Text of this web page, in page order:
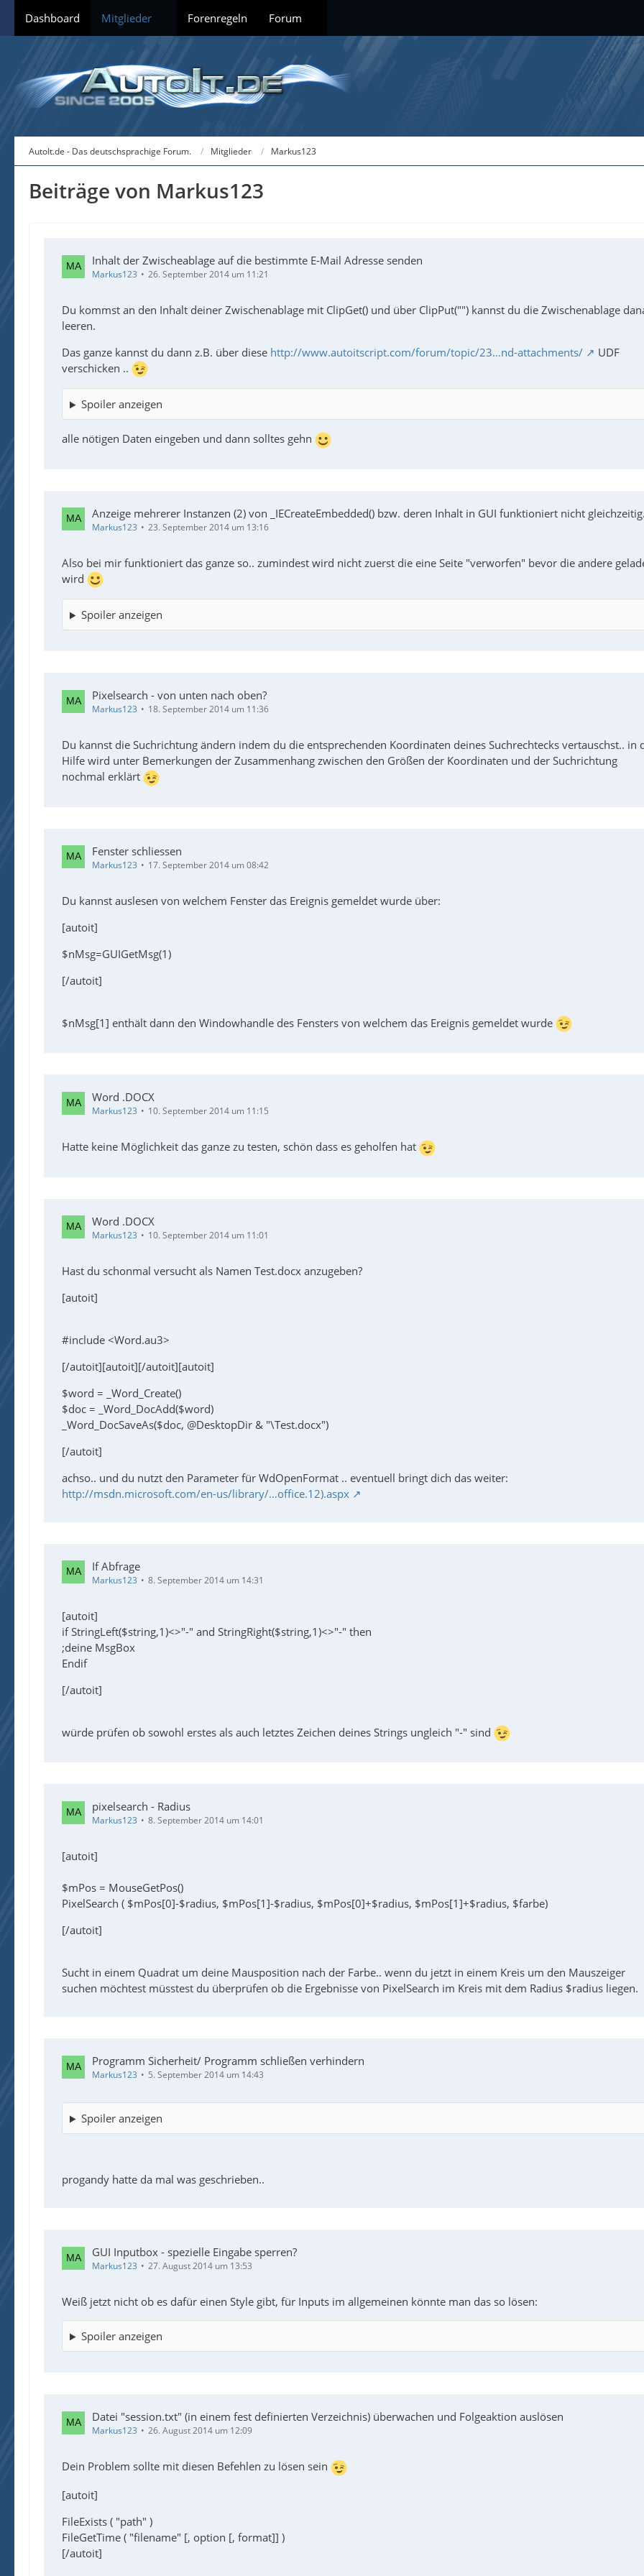
Dashboard Mitglieder Forenregeln Forum
AutoIt.de - Das deutschsprachige Forum. Mitglieder Markus123
Beiträge von Markus123
Inhalt der Zwischeablage auf die bestimmte E-Mail Adresse senden
Markus123 26. September 2014 um 11:21
Du kommst an den Inhalt deiner Zwischenablage mit ClipGet() und über ClipPut("") kannst du die Zwischenablage
leeren.
Das ganze kannst du dann z.B. über diese http://www.autoitscript.com/forum/topic/23…nd-attachments/
UDF
verschicken ..
Spoiler anzeigen
alle nötigen Daten eingeben und dann solltes gehn
Anzeige mehrerer Instanzen (2) von _IECreateEmbedded() bzw. deren Inhalt in GUI funktioniert nicht
Markus123 23. September 2014 um 13:16
Also bei mir funktioniert das ganze so.. zumindest wird nicht zuerst die eine Seite "verworfen" bevor die andere
wird
Spoiler anzeigen
Pixelsearch - von unten nach oben?
Markus123 18. September 2014 um 11:36
Du kannst die Suchrichtung ändern indem du die entsprechenden Koordinaten deines Suchrechtecks vertauschst.. in
Hilfe wird unter Bemerkungen der Zusammenhang zwischen den Größen der Koordinaten und der Suchrichtung
nochmal erklärt
Fenster schliessen
Markus123 17. September 2014 um 08:42
Du kannst auslesen von welchem Fenster das Ereignis gemeldet wurde über:
[autoit]
$nMsg=GUIGetMsg(1)
[/autoit]
$nMsg[1] enthält dann den Windowhandle des Fensters von welchem das Ereignis gemeldet wurde
Word .DOCX
Markus123 10. September 2014 um 11:15
Hatte keine Möglichkeit das ganze zu testen, schön dass es geholfen hat
Word .DOCX
Markus123 10. September 2014 um 11:01
Hast du schonmal versucht als Namen Test.docx anzugeben?
[autoit]
#include <Word.au3>
[/autoit][autoit][/autoit][autoit]
$word = _Word_Create()
$doc = _Word_DocAdd($word)
_Word_DocSaveAs($doc, @DesktopDir & "\Test.docx")
[/autoit]
achso.. und du nutzt den Parameter für WdOpenFormat .. eventuell bringt dich das weiter:
http://msdn.microsoft.com/en-us/library/…office.12).aspx
If Abfrage
Markus123 8. September 2014 um 14:31
[autoit]
if StringLeft($string,1)<>"-" and StringRight($string,1)<>"-" then
;deine MsgBox
Endif
[/autoit]
würde prüfen ob sowohl erstes als auch letztes Zeichen deines Strings ungleich "-" sind
pixelsearch - Radius
Markus123 8. September 2014 um 14:01
[autoit]
$mPos = MouseGetPos()
PixelSearch ( $mPos[0]-$radius, $mPos[1]-$radius, $mPos[0]+$radius, $mPos[1]+$radius, $farbe)
[/autoit]
Sucht in einem Quadrat um deine Mausposition nach der Farbe.. wenn du jetzt in einem Kreis um den Mauszeiger
suchen möchtest müsstest du überprüfen ob die Ergebnisse von PixelSearch im Kreis mit dem Radius $radius liegen.
Programm Sicherheit/ Programm schließen verhindern
Markus123 5. September 2014 um 14:43
Spoiler anzeigen
progandy hatte da mal was geschrieben..
GUI Inputbox - spezielle Eingabe sperren?
Markus123 27. August 2014 um 13:53
Weiß jetzt nicht ob es dafür einen Style gibt, für Inputs im allgemeinen könnte man das so lösen:
Spoiler anzeigen
Datei "session.txt" (in einem fest definierten Verzeichnis) überwachen und Folgeaktion auslösen
Markus123 26. August 2014 um 12:09
Dein Problem sollte mit diesen Befehlen zu lösen sein
[autoit]
FileExists ( "path" )
FileGetTime ( "filename" [, option [, format]] )
[/autoit]